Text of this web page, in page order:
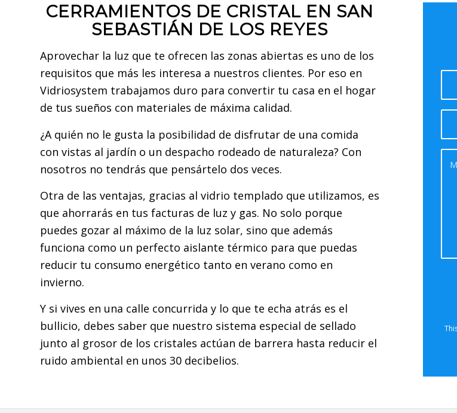
CERRAMIENTOS DE CRISTAL EN SAN
SEBASTIÁN DE LOS REYES
Aprovechar la luz que te ofrecen las zonas abiertas es uno de los
requisitos que más les interesa a nuestros clientes. Por eso en
Vidriosystem trabajamos duro para convertir tu casa en el hogar
de tus sueños con materiales de máxima calidad.
¿A quién no le gusta la posibilidad de disfrutar de una comida
con vistas al jardín o un despacho rodeado de naturaleza? Con
nosotros no tendrás que pensártelo dos veces.
Otra de las ventajas, gracias al vidrio templado que utilizamos, es
que ahorrarás en tus facturas de luz y gas. No solo porque
puedes gozar al máximo de la luz solar, sino que además
funciona como un perfecto aislante térmico para que puedas
reducir tu consumo energético tanto en verano como en
invierno.
Y si vives en una calle concurrida y lo que te echa atrás es el
bullicio, debes saber que nuestro sistema especial de sellado
junto al grosor de los cristales actúan de barrera hasta reducir el
ruido ambiental en unos 30 decibelios.